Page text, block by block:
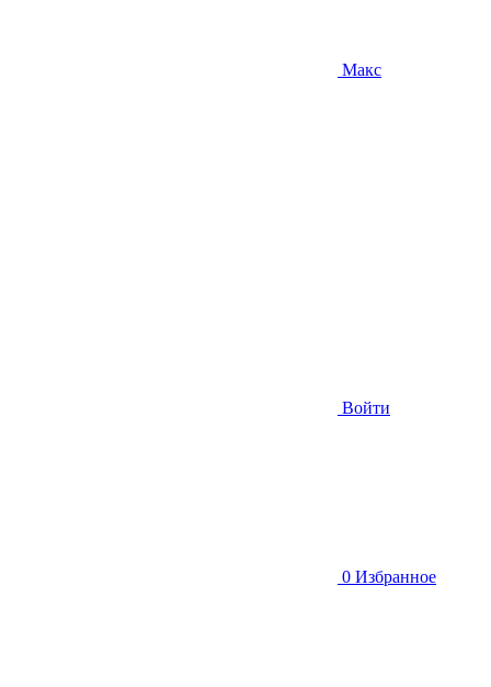
Макс
Войти
0 Избранное